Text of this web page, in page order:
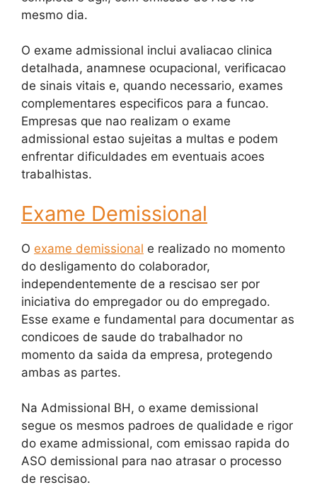
mesmo dia.
O exame admissional inclui avaliacao clinica
detalhada, anamnese ocupacional, verificacao
de sinais vitais e, quando necessario, exames
complementares especificos para a funcao.
Empresas que nao realizam o exame
admissional estao sujeitas a multas e podem
enfrentar dificuldades em eventuais acoes
trabalhistas.
Exame Demissional
O exame demissional e realizado no momento
do desligamento do colaborador,
independentemente de a rescisao ser por
iniciativa do empregador ou do empregado.
Esse exame e fundamental para documentar as
condicoes de saude do trabalhador no
momento da saida da empresa, protegendo
ambas as partes.
Na Admissional BH, o exame demissional
segue os mesmos padroes de qualidade e rigor
do exame admissional, com emissao rapida do
ASO demissional para nao atrasar o processo
de rescisao.